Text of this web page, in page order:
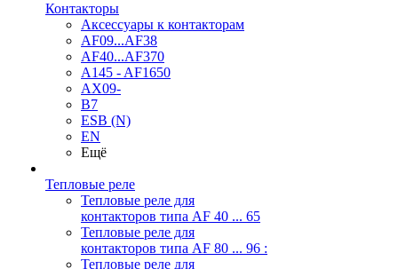
Контакторы
Аксессуары к контакторам
AF09...AF38
AF40...AF370
A145 - AF1650
AX09-
B7
ESB (N)
EN
Ещё
Тепловые реле
Тепловые реле для
контакторов типа AF 40 ... 65
Тепловые реле для
контакторов типа AF 80 ... 96 :
Тепловые реле для